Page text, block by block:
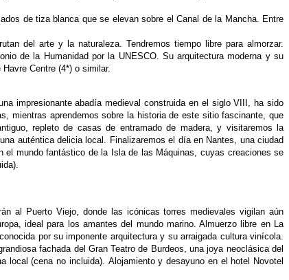
de tiza blanca que se elevan sobre el Canal de la Mancha. Entre
del arte y la naturaleza. Tendremos tiempo libre para almorzar.
de la Humanidad por la UNESCO. Su arquitectura moderna y su
Havre Centre (4*) o similar.
impresionante abadía medieval construida en el siglo VIII, ha sido
mientras aprendemossobre la historia de este sitio fascinante,que
repleto de casas de entramado de madera, y visitaremos la
auténticadelicia local. Finalizaremos el día en Nantes, unaciudad
el mundo fantástico de la Isla de las Máquinas, cuyas creaciones se
al Puerto Viejo, donde las icónicas torres medievales vigilan aún
ideal para los amantes del mundo marino. Almuerzo libre en La
por su imponente arquitectura y suarraigada cultura vinícola.
fachada del Gran Teatro de Burdeos, una joya neoclásica del
local (cena no incluida). Alojamiento y desayuno en el hotel Novotel